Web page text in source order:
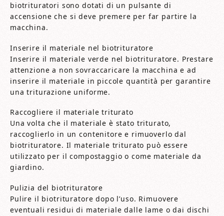
biotrituratori sono dotati di un pulsante di
accensione che si deve premere per far partire la
macchina.
Inserire il materiale nel biotrituratore
Inserire il materiale verde nel biotrituratore. Prestare
attenzione a non sovraccaricare la macchina e ad
inserire il materiale in piccole quantità per garantire
una triturazione uniforme.
Raccogliere il materiale triturato
Una volta che il materiale è stato triturato,
raccoglierlo in un contenitore e rimuoverlo dal
biotrituratore. Il materiale triturato può essere
utilizzato per il compostaggio o come materiale da
giardino.
Pulizia del biotrituratore
Pulire il biotrituratore dopo l’uso. Rimuovere
eventuali residui di materiale dalle lame o dai dischi